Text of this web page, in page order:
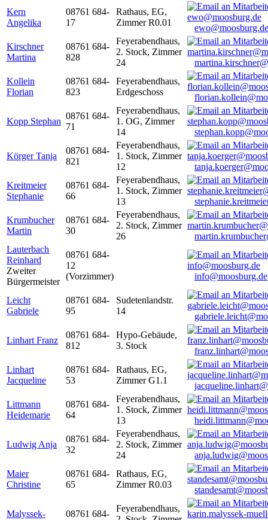
Kern
Angelika
08761 684-
17
Rathaus, EG,
Zimmer R0.01
ewo@moosburg.de
Kirschner
Martina
08761 684-
828
Feyerabendhaus,
2. Stock, Zimmer
24
Kollein
Florian
08761 684-
823
Feyerabendhaus,
Erdgeschoss
Kopp Stephan
08761 684-
71
Feyerabendhaus,
1. OG, Zimmer
14
Körger Tanja
08761 684-
821
Feyerabendhaus,
1. Stock, Zimmer
12
Kreitmeier
Stephanie
08761 684-
66
Feyerabendhaus,
1. Stock, Zimmer
13
Krumbucher
Martin
08761 684-
30
Feyerabendhaus,
2. Stock, Zimmer
26
Lauterbach
Reinhard
Zweiter
Bürgermeister
08761 684-
12
(Vorzimmer)
info@moosburg.de
Leicht
Gabriele
08761 684-
95
Sudetenlandstr.
14
Linhart Franz
08761 684-
812
Hypo-Gebäude,
3. Stock
Linhart
Jacqueline
08761 684-
53
Rathaus, EG,
Zimmer G1.1
Littmann
Heidemarie
08761 684-
64
Feyerabendhaus,
1. Stock, Zimmer
13
Ludwig Anja
08761 684-
32
Feyerabendhaus,
2. Stock, Zimmer
24
Maier
Christine
08761 684-
65
Rathaus, EG,
Zimmer R0.03
Malyssek-
08761 684-
Feyerabendhaus,